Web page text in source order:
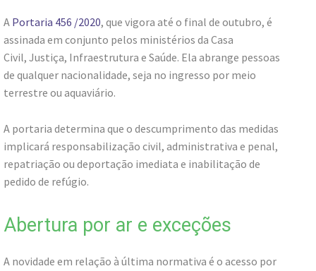
A Portaria 456 /2020, que vigora até o final de outubro, é
assinada em conjunto pelos ministérios da Casa
Civil, Justiça, Infraestrutura e Saúde. Ela abrange pessoas
de qualquer nacionalidade, seja no ingresso por meio
terrestre ou aquaviário.
A portaria determina que o descumprimento das medidas
implicará responsabilização civil, administrativa e penal,
repatriação ou deportação imediata e inabilitação de
pedido de refúgio.
Abertura por ar e exceções
A novidade em relação à última normativa é o acesso por